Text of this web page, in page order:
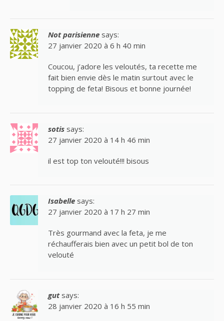
Not parisienne says:
27 janvier 2020 à 6 h 40 min
Coucou, j’adore les veloutés, ta recette me
fait bien envie dès le matin surtout avec le
topping de feta! Bisous et bonne journée!
sotis says:
27 janvier 2020 à 14 h 46 min
il est top ton velouté!!! bisous
Isabelle says:
27 janvier 2020 à 17 h 27 min
Très gourmand avec la feta, je me
réchaufferais bien avec un petit bol de ton
velouté
gut says:
28 janvier 2020 à 16 h 55 min